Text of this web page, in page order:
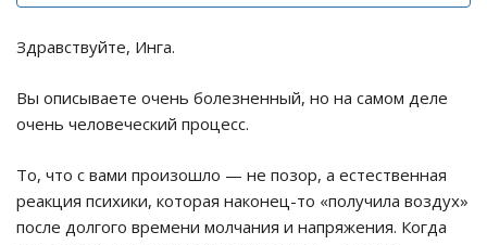
Здравствуйте, Инга.
Вы описываете очень болезненный, но на самом деле
очень человеческий процесс.
То, что с вами произошло — не позор, а естественная
реакция психики, которая наконец-то «получила воздух»
после долгого времени молчания и напряжения. Когда